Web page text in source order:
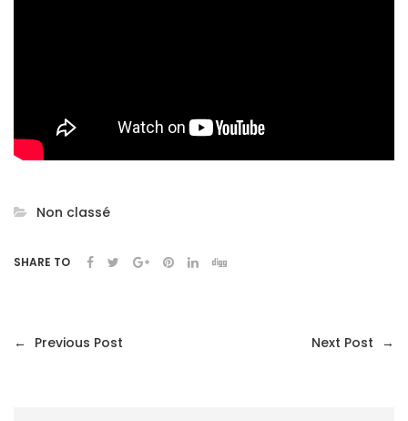
Non classé
SHARE TO
← Previous Post Next Post →